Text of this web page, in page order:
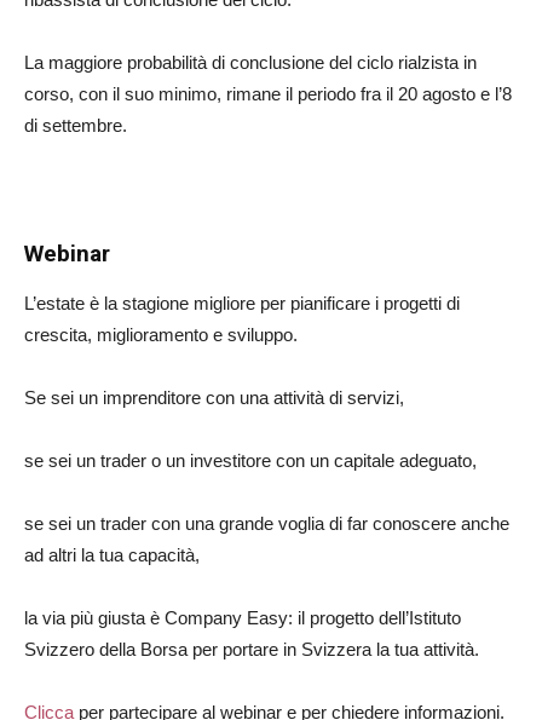
La maggiore probabilità di conclusione del ciclo rialzista in
corso, con il suo minimo, rimane il periodo fra il 20 agosto e l’8
di settembre.
Webinar
L’estate è la stagione migliore per pianificare i progetti di
crescita, miglioramento e sviluppo.
Se sei un imprenditore con una attività di servizi,
se sei un trader o un investitore con un capitale adeguato,
se sei un trader con una grande voglia di far conoscere anche
ad altri la tua capacità,
la via più giusta è Company Easy: il progetto dell’Istituto
Svizzero della Borsa per portare in Svizzera la tua attività.
Clicca per partecipare al webinar e per chiedere informazioni.